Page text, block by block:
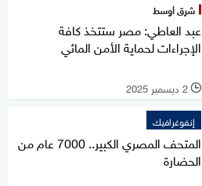
شرق أوسط
عبد العاطي: مصر ستتخذ كافة
الإجراءات لحماية الأمن المائي
l 2 ديسمبر 2025
إنفوغرافيك
المتحف المصري الكبير.. 7000 عام من
الحضارة